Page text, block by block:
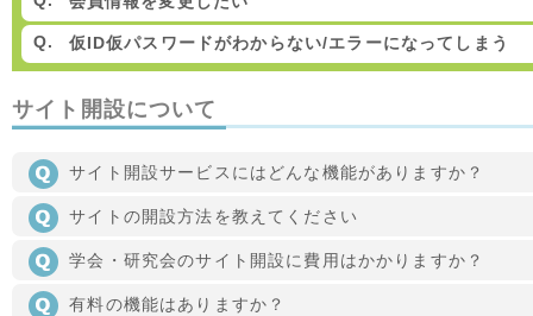
仮ID仮パスワードがわからない/エラーになってしまう
サイト開設について
サイト開設サービスにはどんな機能がありますか？
サイトの開設方法を教えてください
学会・研究会のサイト開設に費用はかかりますか？
有料の機能はありますか？